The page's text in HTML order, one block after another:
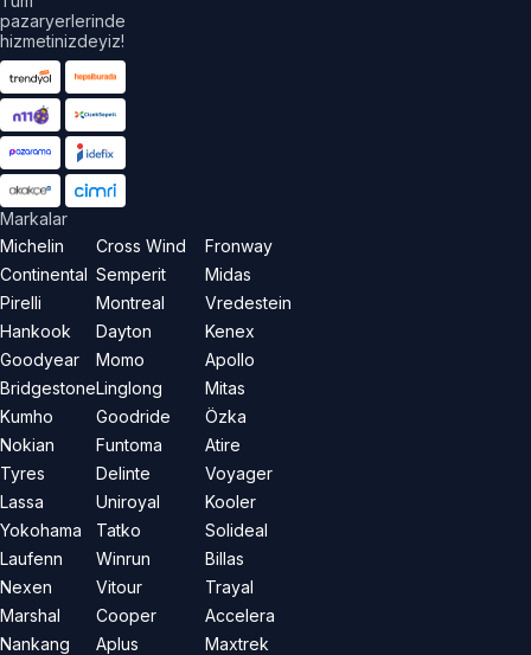
pazaryerlerinde
hizmetinizdeyiz!
Markalar
Michelin
Continental
Pirelli
Hankook
Goodyear
Bridgestone
Kumho
Nokian
Tyres
Lassa
Yokohama
Laufenn
Nexen
Marshal
Nankang
Cross Wind
Semperit
Montreal
Dayton
Momo
Linglong
Goodride
Funtoma
Delinte
Uniroyal
Tatko
Winrun
Vitour
Cooper
Aplus
Fronway
Midas
Vredestein
Kenex
Apollo
Mitas
Özka
Atire
Voyager
Kooler
Solideal
Billas
Trayal
Accelera
Maxtrek